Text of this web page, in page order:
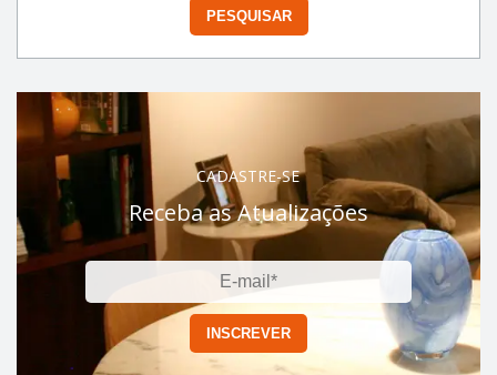
CADASTRE-SE
Receba as Atualizações